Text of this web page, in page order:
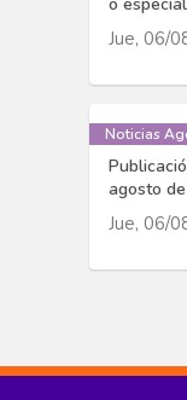
Jue, 06/
Noticias
agosto
Jue, 06/